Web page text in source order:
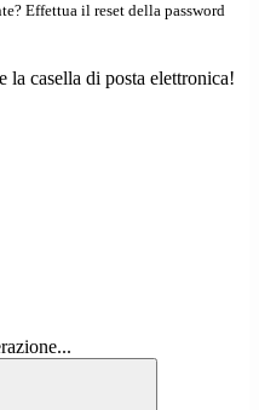
Effettua il reset della password
casella di posta elettronica!